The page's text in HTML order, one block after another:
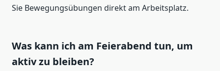
Sie Bewegungsübungen direkt am Arbeitsplatz.
Was kann ich am Feierabend tun, um
aktiv zu bleiben?